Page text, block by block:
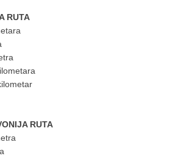
RUTA
RUTA